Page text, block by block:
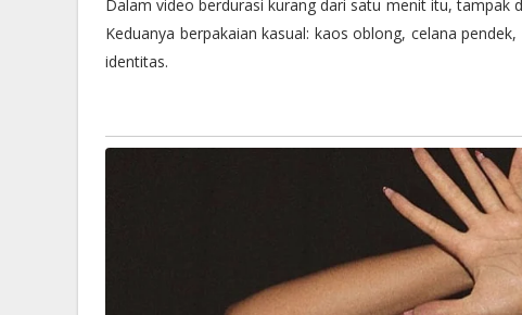
Dalam video berdurasi kurang dari satu menit itu, tampak
Keduanya berpakaian kasual: kaos oblong, celana
identitas.